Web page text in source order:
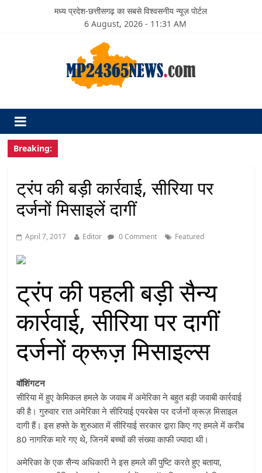
मध्य प्रदेश-छत्तीसगढ़ का सबसे विश्वसनीय न्यूज़ पोर्टल
6 August, 2026 - 11:31 AM
Breaking:
ट्रंप की बड़ी कार्रवाई, सीरिया पर
दर्जनों मिसाइलें दागीं
April 7, 2017 Editor 0 Comment Featured
ट्रंप की पहली बड़ी सैन्य
कार्रवाई, सीरिया पर दागीं
दर्जनों क्रूज़ मिसाइल्स
वॉशिंगटन
सीरिया में हुए केमिकल हमले के जवाब में अमेरिका ने बहुत बड़ी जवाबी कार्रवाई
की है। गुरुवार रात अमेरिका ने सीरियाई एयरबेस पर दर्जनों क्रूज़ मिसाइल
दागी हैं। इस हफ्ते के शुरुआत में सीरियाई सरकार द्वारा किए गए हमले में करीब
80 नागरिक मारे गए थे, जिनमें बच्चों की संख्या काफी ज्यादा थी।
अमेरिका के एक सैन्य अधिकारी ने इस हमले की पुष्टि करते हुए बताया,